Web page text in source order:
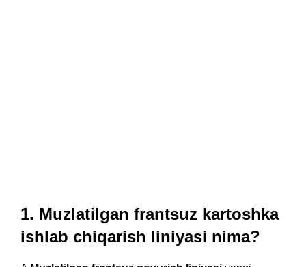
1. Muzlatilgan frantsuz kartoshka
ishlab chiqarish liniyasi nima?